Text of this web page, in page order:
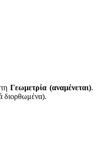
Γεωμετρία (αναμένεται).
διορθωμένα).